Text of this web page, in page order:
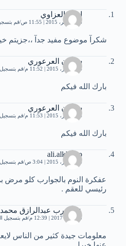
ابوذر العزاوي
16 نوفمبر، 2015 | 11:55 ص قم
شكرآ موضوع مفيد جدآ ،،جزيتم
سفيان العرعوري
4 ديسمبر، 2015 | 11:52 م قم بتسجيل
بارك الله فيكم
سفيان العرعوري
4 ديسمبر، 2015 | 11:53 م قم بتسجيل
بارك الله فيكم
ali.alkhteep
6 ديسمبر، 2015 | 3:04 ص قم بتسجيل
عفكرة النوم بالجوارب كلو
رئيسي للعقم .
عزالعرب عبدالرازق محمد
10 يناير، 2017 | 12:39 م قم بتسجيل
معلومات جيدة كثير من الناس